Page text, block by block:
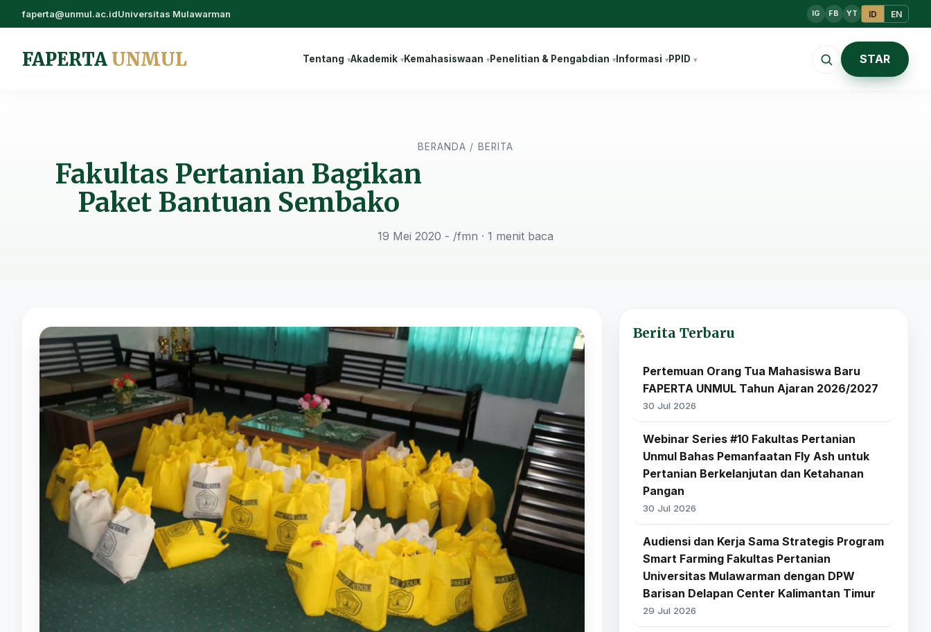
faperta@unmul.ac.idUniversitas Mulawarman IG FB YT ID EN
FAPERTA UNMUL Tentang Akademik Kemahasiswaan Penelitian & Pengabdian Informasi PPID STAR
BERANDA / BERITA
Fakultas Pertanian Bagikan
Paket Bantuan Sembako
19 Mei 2020 - /fmn · 1 menit baca
Berita Terbaru
Pertemuan Orang Tua Mahasiswa Baru
FAPERTA UNMUL Tahun Ajaran 2026/2027
30 Jul 2026
Webinar Series #10 Fakultas Pertanian
Unmul Bahas Pemanfaatan Fly Ash untuk
Pertanian Berkelanjutan dan Ketahanan
Pangan
30 Jul 2026
Audiensi dan Kerja Sama Strategis Program
Smart Farming Fakultas Pertanian
Universitas Mulawarman dengan DPW
Barisan Delapan Center Kalimantan Timur
29 Jul 2026